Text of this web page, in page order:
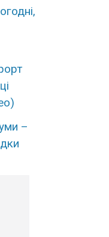
–